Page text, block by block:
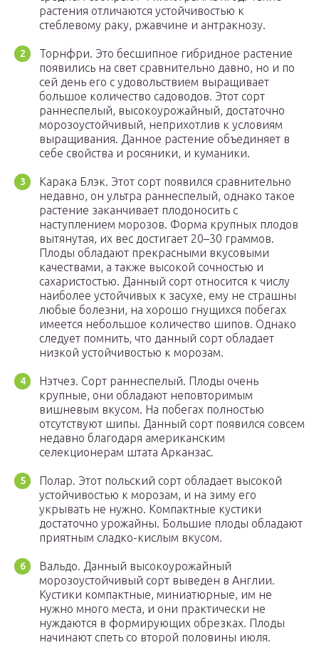
растения отличаются устойчивостью к
стеблевому раку, ржавчине и антракнозу.
Торнфри. Это бесшипное гибридное растение
появились на свет сравнительно давно, но и по
сей день его с удовольствием выращивает
большое количество садоводов. Этот сорт
раннеспелый, высокоурожайный, достаточно
морозоустойчивый, неприхотлив к условиям
выращивания. Данное растение объединяет в
себе свойства и росяники, и куманики.
Карака Блэк. Этот сорт появился сравнительно
недавно, он ультра раннеспелый, однако такое
растение заканчивает плодоносить с
наступлением морозов. Форма крупных плодов
вытянутая, их вес достигает 20–30 граммов.
Плоды обладают прекрасными вкусовыми
качествами, а также высокой сочностью и
сахаристостью. Данный сорт относится к числу
наиболее устойчивых к засухе, ему не страшны
любые болезни, на хорошо гнущихся побегах
имеется небольшое количество шипов. Однако
следует помнить, что данный сорт обладает
низкой устойчивостью к морозам.
Нэтчез. Сорт раннеспелый. Плоды очень
крупные, они обладают неповторимым
вишневым вкусом. На побегах полностью
отсутствуют шипы. Данный сорт появился совсем
недавно благодаря американским
селекционерам штата Арканзас.
Полар. Этот польский сорт обладает высокой
устойчивостью к морозам, и на зиму его
укрывать не нужно. Компактные кустики
достаточно урожайны. Большие плоды обладают
приятным сладко-кислым вкусом.
Вальдо. Данный высокоурожайный
морозоустойчивый сорт выведен в Англии.
Кустики компактные, миниатюрные, им не
нужно много места, и они практически не
нуждаются в формирующих обрезках. Плоды
начинают спеть со второй половины июля.